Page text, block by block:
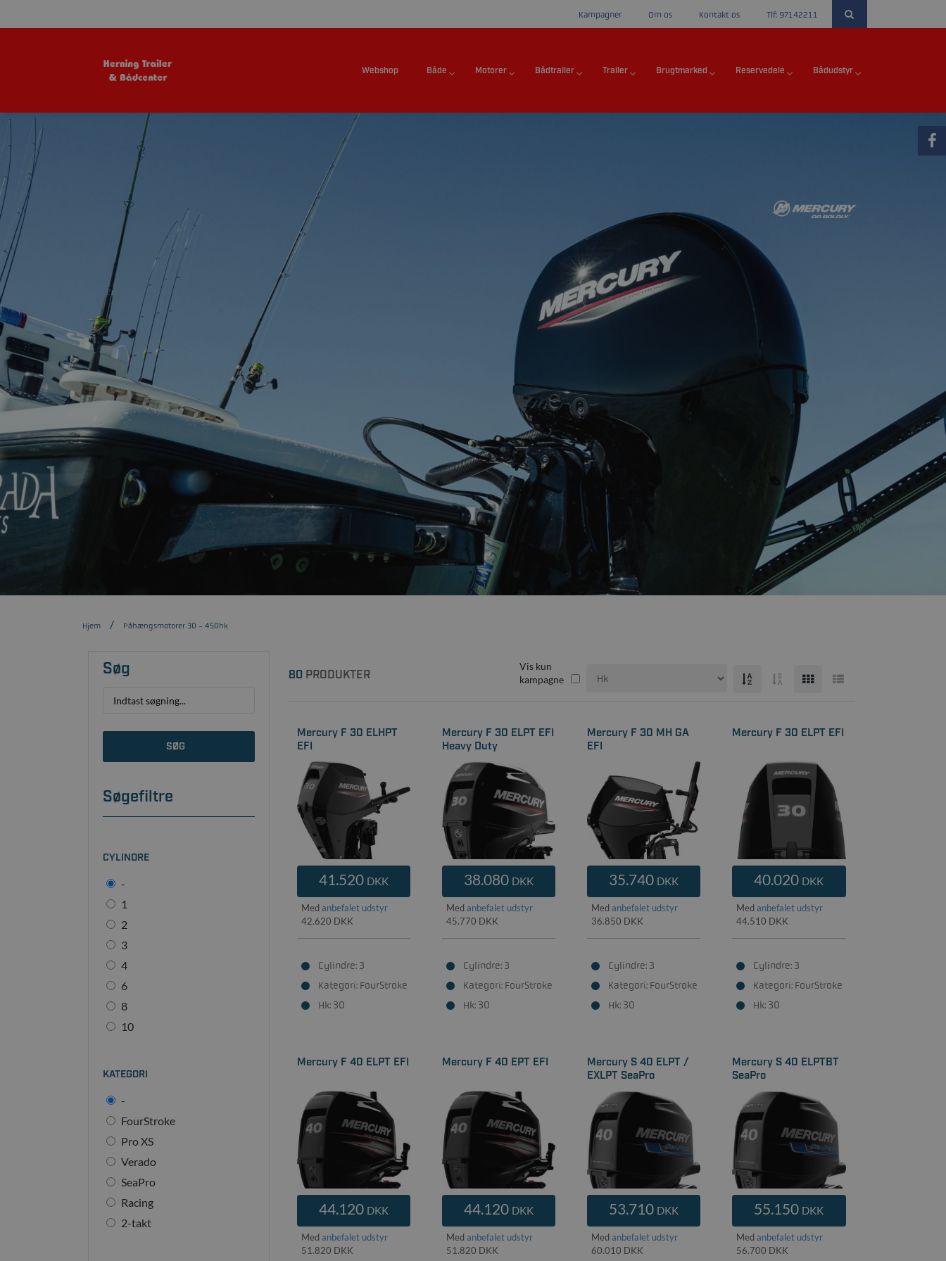
Kampagner Om os Kontakt os Tlf: 97142211
Webshop Både Motorer Bådtrailer Trailer Brugtmarked Reservedele Bådudstyr
Hjem Påhængsmotorer 30 - 450hk
Søg
SØG
Søgefiltre
CYLINDRE
-
1
2
3
4
6
8
10
KATEGORI
-
FourStroke
Pro XS
Verado
SeaPro
Racing
2-takt
80 PRODUKTER
Vis kun
kampagne
Mercury F 30 ELHPT
EFI
41.520 DKK
Med anbefalet udstyr
42.620 DKK
Cylindre: 3
Kategori: FourStroke
Hk: 30
Mercury F 30 ELPT EFI
Heavy Duty
38.080 DKK
Med anbefalet udstyr
45.770 DKK
Cylindre: 3
Kategori: FourStroke
Hk: 30
Mercury F 30 MH GA
EFI
35.740 DKK
Med anbefalet udstyr
36.850 DKK
Cylindre: 3
Kategori: FourStroke
Hk: 30
Mercury F 30 ELPT EFI
40.020 DKK
Medanbefalet udstyr
44.510 DKK
Cylindre: 3
Kategori: FourStroke
Hk: 30
Mercury F 40 ELPT EFI
44.120 DKK
Med anbefalet udstyr
51.820 DKK
Mercury F 40 EPT EFI
44.120 DKK
Med anbefalet udstyr
51.820 DKK
Mercury S 40 ELPT /
EXLPT SeaPro
53.710 DKK
Med anbefalet udstyr
60.010 DKK
Mercury S 40 ELPTBT
SeaPro
55.150 DKK
Medanbefalet udstyr
56.700 DKK